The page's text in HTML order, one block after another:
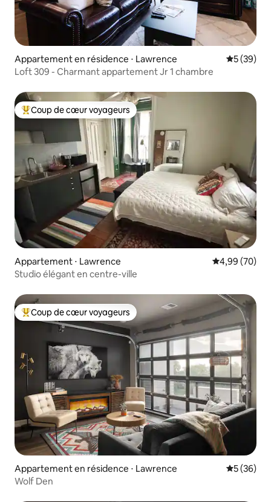
Appartement en résidence ⋅ Lawrence
5 (39)
Loft 309 - Charmant appartement Jr 1 chambre
Coups de cœur voyageurs les plus appréciés
Coup de cœur voyageurs
Appartement ⋅ Lawrence Évaluation
4,99 (70)
Studio élégant en centre-ville
Coups de cœur voyageurs les plus appréciés
Coup de cœur voyageurs
Appartement en résidence ⋅ Lawrence
5 (36)
Wolf Den